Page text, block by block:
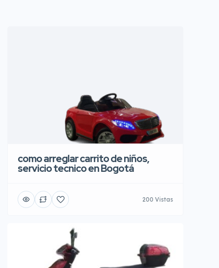
como arreglar carrito de niños,
servicio tecnico en Bogotá
200 Vistas